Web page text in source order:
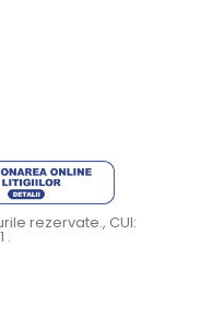
rezervate., CUI:
.